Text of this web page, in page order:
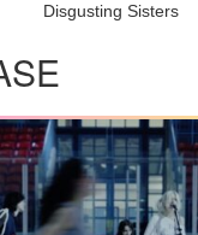
Disgusting Sisters